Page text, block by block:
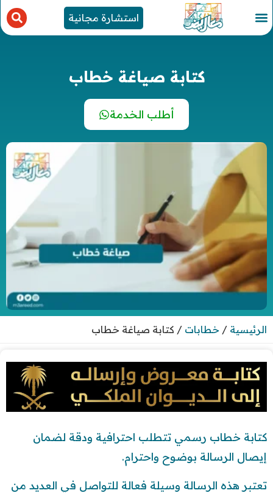
استشارة مجانية
كتابة صياغة خطاب
أطلب الخدمة
الرئيسية / خطابات / كتابة صياغة خطاب
كتابة خطاب رسمي تتطلب احترافية ودقة لضمان
إيصال الرسالة بوضوح واحترام.
تعتبر هذه الرسالة وسيلة فعالة للتواصل في العديد من